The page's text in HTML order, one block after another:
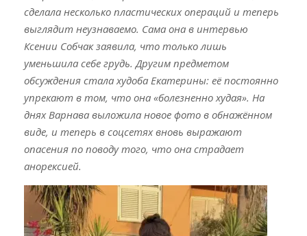
сделала несколько пластических операций и теперь
выглядит неузнаваемо. Сама она в интервью
Ксении Собчак заявила, что только лишь
уменьшила себе грудь. Другим предметом
обсуждения стала худоба Екатерины: её постоянно
упрекают в том, что она «болезненно худая». На
днях Варнава выложила новое фото в обнажённом
виде, и теперь в соцсетях вновь выражают
опасения по поводу того, что она страдает
анорексией.